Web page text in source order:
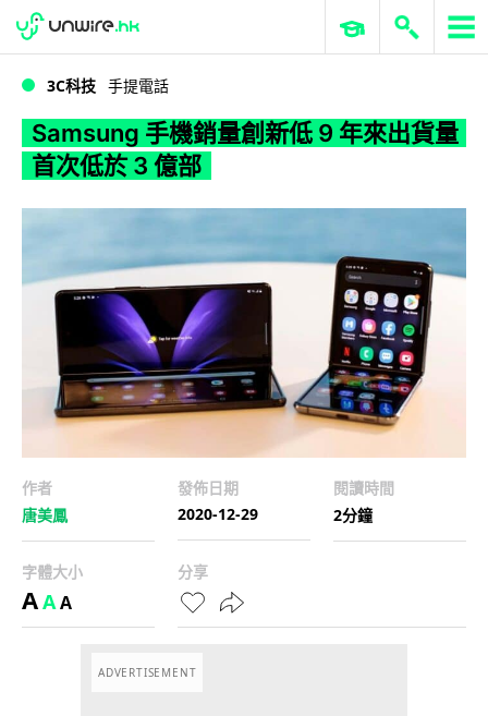
WWDC 2026 ERP 與商業 AI
3C科技 手提電話
Samsung 手機銷量創新低 9 年來出貨量
首次低於 3 億部
作者
唐美鳳
發佈日期
2020-12-29
閱讀時間
2分鐘
字體大小
AAA
分享
ADVERTISEMENT